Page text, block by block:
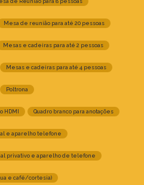
Mesa de reunião para até 20 pessoas
Mesas e cadeiras para até 2 pessoas
Mesas e cadeiras para até 4 pessoas
Poltrona
HDMI Quadro branco para anotações
e aparelho telefone
privativo e aparelho de telefone
e café/cortesia)